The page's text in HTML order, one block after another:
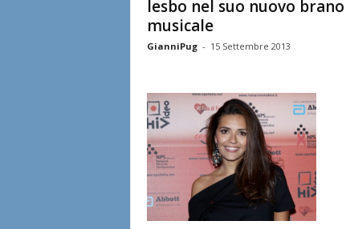
lesbo nel suo nuovo brano
musicale
GianniPug - 15 Settembre 2013